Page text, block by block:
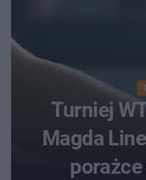
Turniej
Magda